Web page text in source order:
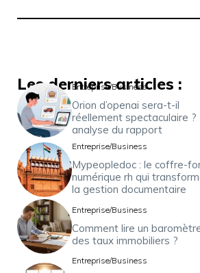
Les derniers articles :
Entreprise/Business
Orion d’openai sera-t-il
réellement spectaculaire ?
analyse du rapport
Entreprise/Business
Mypeopledoc : le coffre-
numérique rh qui
la gestion documentaire
Entreprise/Business
Comment lire un
des taux immobiliers ?
Entreprise/Business